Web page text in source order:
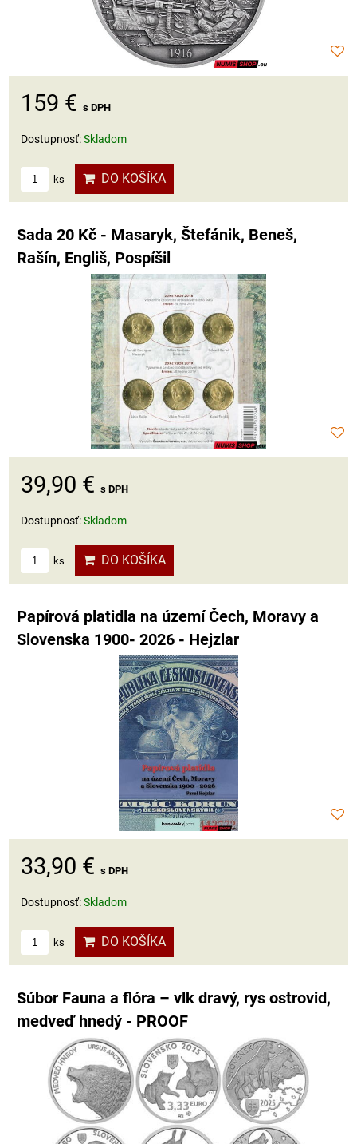
159 € s DPH
Dostupnosť:Skladom
ks DO KOŠÍKA
Sada 20 Kč - Masaryk, Štefánik, Beneš,
Rašín, Engliš, Pospíšil
39,90 € s DPH
Dostupnosť:Skladom
ks DO KOŠÍKA
Papírová platidla na území Čech, Moravy a
Slovenska 1900- 2026 - Hejzlar
33,90 € s DPH
Dostupnosť:Skladom
ks DO KOŠÍKA
Súbor Fauna a flóra – vlk dravý, rys ostrovid,
medveď hnedý - PROOF